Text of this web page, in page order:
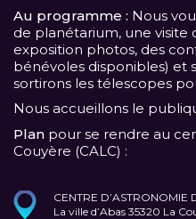
Au programme : Nous
de planétarium, une visite
exposition photos, des
bénévoles disponibles) et
sortirons les télescopes
Nous accueillons le
Plan pour se rendre au
Couyère (CALC) :
CENTRE D’ASTRONOMIE
La ville d’Abas 35320 La